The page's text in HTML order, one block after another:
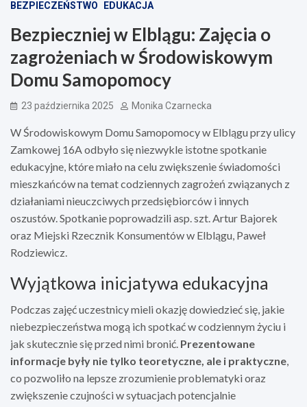
BEZPIECZEŃSTWO EDUKACJA
Bezpieczniej w Elblągu: Zajęcia o
zagrożeniach w Środowiskowym
Domu Samopomocy
23 października 2025 Monika Czarnecka
W Środowiskowym Domu Samopomocy w Elblągu przy ulicy
Zamkowej 16A odbyło się niezwykle istotne spotkanie
edukacyjne, które miało na celu zwiększenie świadomości
mieszkańców na temat codziennych zagrożeń związanych z
działaniami nieuczciwych przedsiębiorców i innych
oszustów. Spotkanie poprowadzili asp. szt. Artur Bajorek
oraz Miejski Rzecznik Konsumentów w Elblągu, Paweł
Rodziewicz.
Wyjątkowa inicjatywa edukacyjna
Podczas zajęć uczestnicy mieli okazję dowiedzieć się, jakie
niebezpieczeństwa mogą ich spotkać w codziennym życiu i
jak skutecznie się przed nimi bronić. Prezentowane
informacje były nie tylko teoretyczne, ale i praktyczne,
co pozwoliło na lepsze zrozumienie problematyki oraz
zwiększenie czujności w sytuacjach potencjalnie